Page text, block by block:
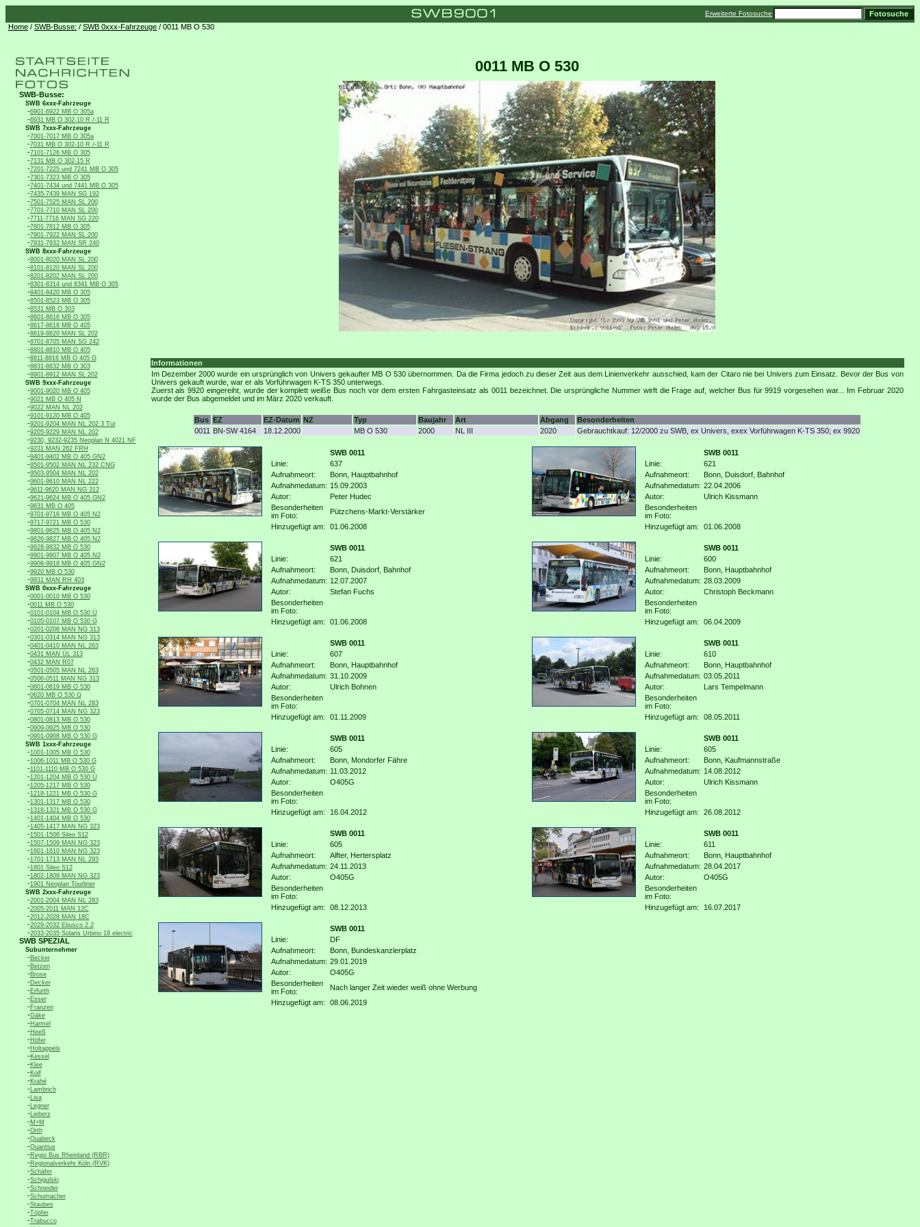
Erweiterte Fotosuche
Home / SWB-Busse: / SWB 0xxx-Fahrzeuge / 0011 MB O 530
SWB-Busse:
SWB 6xxx-Fahrzeuge
-6901-6922 MB O 305a
-6931 MB O 302-10 R /-11 R
SWB 7xxx-Fahrzeuge
-7001-7017 MB O 305a
-7031 MB O 302-10 R /-11 R
-7101-7126 MB O 305
-7131 MB O 302-15 R
-7201-7225 und 7241 MB O 305
-7301-7323 MB O 305
-7401-7434 und 7441 MB O 305
-7435-7439 MAN SG 192
-7501-7525 MAN SL 200
-7701-7710 MAN SL 200
-7711-7716 MAN SG 220
-7801-7812 MB O 305
-7901-7922 MAN SL 200
-7931-7932 MAN SR 240
SWB 8xxx-Fahrzeuge
-8001-8020 MAN SL 200
-8101-8120 MAN SL 200
-8201-8202 MAN SL 200
-8301-8314 und 8341 MB O 305
-8401-8420 MB O 305
-8501-8523 MB O 305
-8531 MB O 303
-8601-8616 MB O 305
-8617-8618 MB O 405
-8619-8620 MAN SL 202
-8701-8705 MAN SG 242
-8801-8810 MB O 405
-8811-8816 MB O 405 G
-8831-8832 MB O 303
-8901-8912 MAN SL 202
SWB 9xxx-Fahrzeuge
-9001-9020 MB O 405
-9021 MB O 405 N
-9022 MAN NL 202
-9101-9120 MB O 405
-9201-9204 MAN NL 202 3 Tür
-9205-9229 MAN NL 202
-9230, 9232-9235 Neoplan N 4021 NF
-9231 MAN 262 FRH
-9401-9402 MB O 405 GN2
-9501-9502 MAN NL 232 CNG
-9503-9504 MAN NL 202
-9601-9610 MAN NL 222
-9611-9620 MAN NG 312
-9621-9624 MB O 405 GN2
-9631 MB O 405
-9701-9716 MB O 405 N2
-9717-9721 MB O 530
-9801-9825 MB O 405 N2
-9826-9827 MB O 405 N2
-9828-9832 MB O 530
-9901-9907 MB O 405 N2
-9908-9918 MB O 405 GN2
-9920 MB O 530
-9931 MAN RH 403
SWB 0xxx-Fahrzeuge
-0001-0010 MB O 530
-0011 MB O 530
-0101-0104 MB O 530 Ü
-0105-0107 MB O 530 G
-0201-0206 MAN NG 313
-0301-0314 MAN NG 313
-0401-0410 MAN NL 263
-0431 MAN ÜL 313
-0432 MAN R07
-0501-0505 MAN NL 263
-0506-0511 MAN NG 313
-0601-0619 MB O 530
-0620 MB O 530 G
-0701-0704 MAN NL 283
-0705-0714 MAN NG 323
-0801-0813 MB O 530
-0909-0925 MB O 530
-0901-0908 MB O 530 G
SWB 1xxx-Fahrzeuge
-1001-1005 MB O 530
-1006-1011 MB O 530 G
-1101-1110 MB O 530 G
-1201-1204 MB O 530 Ü
-1205-1217 MB O 530
-1218-1221 MB O 530 G
-1301-1317 MB O 530
-1318-1321 MB O 530 G
-1401-1404 MB O 530
-1405-1417 MAN NG 323
-1501-1506 Sileo S12
-1507-1509 MAN NG 323
-1601-1610 MAN NG 323
-1701-1713 MAN NL 293
-1801 Sileo S12
-1802-1809 MAN NG 323
-1901 Neoplan Tourliner
SWB 2xxx-Fahrzeuge
-2001-2004 MAN NL 283
-2005-2011 MAN 12C
-2012-2028 MAN 18C
-2029-2032 Ebusco 2.2
-2033-2035 Solaris Urbino 18 electric
SWB SPEZIAL
Subunternehmer
-Becker
-Betzen
-Brose
-Decker
-Erfurth
-Esser
-Franzen
-Gäke
-Harmel
-Heeß
-Höfer
-Holtappels
-Kessel
-Klee
-Kolf
-Krahé
-Lambrich
-Lisa
-Legner
-Lieberz
-M+M
-Orth
-Quabeck
-Quantius
-Regio Bus Rheinland (RBR)
-Regionalverkehr Köln (RVK)
-Schäfer
-Schigulski
-Schneider
-Schumacher
-Staubes
-Töpfer
-Trabucco
0011 MB O 530
Informationen
Im Dezember 2000 wurde ein ursprünglich von Univers gekaufter MB O 530 übernommen. Da die Firma jedoch zu dieser Zeit aus dem Linienverkehr ausschied, kam der Citaro nie bei Univers zum Einsatz. Bevor der Bus von
Univers gekauft wurde, war er als Vorführwagen K-TS 350 unterwegs.
Zuerst als 9920 eingereiht, wurde der komplett weiße Bus noch vor dem ersten Fahrgasteinsatz als 0011 bezeichnet. Die ursprüngliche Nummer wirft die Frage auf, welcher Bus für 9919 vorgesehen war... Im Februar 2020
wurde der Bus abgemeldet und im März 2020 verkauft.
Bus EZ EZ-Datum NZ Typ Baujahr Art Abgang
Besonderheiten
0011 BN-SW 4164 18.12.2000 MB O 530 2000 NL III 2020 Gebrauchtkauf: 12/2000 zu SWB, ex Univers, exex Vorführwagen K-TS 350; ex 9920
SWB 0011
Linie:
637
Aufnahmeort:
Bonn, Hauptbahnhof
Aufnahmedatum: 15.09.2003
Autor:
Peter Hudec
Besonderheiten
im Foto:
Pützchens-Markt-Verstärker
Hinzugefügt am:
01.06.2008
SWB 0011
Linie:
621
Aufnahmeort:
Bonn, Duisdorf, Bahnhof
Aufnahmedatum: 22.04.2006
Autor:
Ulrich Kissmann
Besonderheiten
im Foto:
Hinzugefügt am:
01.06.2008
SWB 0011
Linie:
621
Aufnahmeort:
Bonn, Duisdorf, Bahnhof
Aufnahmedatum: 12.07.2007
Autor:
Stefan Fuchs
Besonderheiten
im Foto:
Hinzugefügt am:
01.06.2008
SWB 0011
Linie:
600
Aufnahmeort:
Bonn, Hauptbahnhof
Aufnahmedatum: 28.03.2009
Autor:
Christoph Beckmann
Besonderheiten
im Foto:
Hinzugefügt am:
06.04.2009
SWB 0011
Linie:
607
Aufnahmeort:
Bonn, Hauptbahnhof
Aufnahmedatum: 31.10.2009
Autor:
Ulrich Bohnen
Besonderheiten
im Foto:
Hinzugefügt am:
01.11.2009
SWB 0011
Linie:
610
Aufnahmeort:
Bonn, Hauptbahnhof
Aufnahmedatum: 03.05.2011
Autor:
Lars Tempelmann
Besonderheiten
im Foto:
Hinzugefügt am:
08.05.2011
SWB 0011
Linie:
605
Aufnahmeort:
Bonn, Mondorfer Fähre
Aufnahmedatum: 11.03.2012
Autor:
O405G
Besonderheiten
im Foto:
Hinzugefügt am:
16.04.2012
SWB 0011
Linie:
605
Aufnahmeort:
Bonn, Kaufmannstraße
Aufnahmedatum: 14.08.2012
Autor:
Ulrich Kissmann
Besonderheiten
im Foto:
Hinzugefügt am:
26.08.2012
SWB 0011
Linie:
605
Aufnahmeort:
Alfter, Hertersplatz
Aufnahmedatum: 24.11.2013
Autor:
O405G
Besonderheiten
im Foto:
Hinzugefügt am:
08.12.2013
SWB 0011
Linie:
611
Aufnahmeort:
Bonn, Hauptbahnhof
Aufnahmedatum: 28.04.2017
Autor:
O405G
Besonderheiten
im Foto:
Hinzugefügt am:
16.07.2017
SWB 0011
Linie:
DF
Aufnahmeort:
Bonn, Bundeskanzlerplatz
Aufnahmedatum: 29.01.2019
Autor:
O405G
Besonderheiten
im Foto:
Nach langer Zeit wieder weiß ohne Werbung
Hinzugefügt am:
08.06.2019